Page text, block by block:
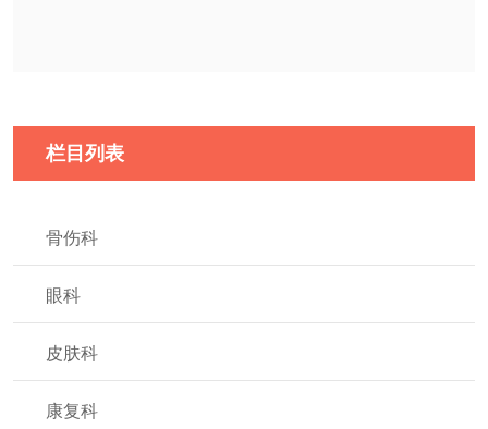
栏目列表
骨伤科
眼科
皮肤科
康复科